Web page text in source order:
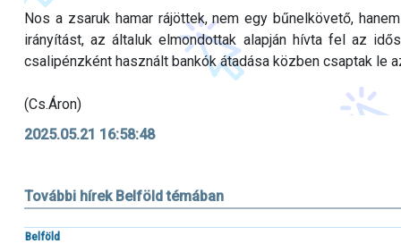
Nos a zsaruk hamar rájöttek, nem egy bűnelkövető,
irányítást, az általuk elmondottak alapján hívta fel az
csalipénzként használt bankók átadása közben csaptak le
(Cs.Áron)
2025.05.21 16:58:48
További hírek Belföld témában
Belföld